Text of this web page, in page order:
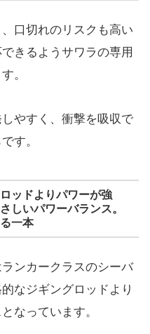
口切れのリスクも高い
きるようサワラの専用
。
やすく、衝撃を吸収で
す。
ッドよりパワーが強
しいパワーバランス。
一本
ンカークラスのシーバ
なジギングロッドより
なっています。